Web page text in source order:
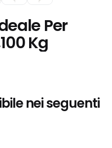
Per
Kg
nei seguenti